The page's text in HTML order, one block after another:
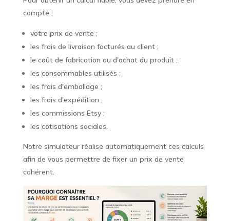
compte :
votre prix de vente ;
les frais de livraison facturés au client ;
le coût de fabrication ou d'achat du produit ;
les consommables utilisés ;
les frais d'emballage ;
les frais d'expédition ;
les commissions Etsy ;
les cotisations sociales.
Notre simulateur réalise automatiquement ces calculs
afin de vous permettre de fixer un prix de vente
cohérent.